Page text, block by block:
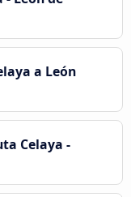
a León
Celaya -